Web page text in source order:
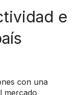
e
con una
mercado